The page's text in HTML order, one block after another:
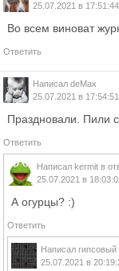
25.07.2021 в 17:51:44
Во всем виноват
Ответить
Написал deMax
25.07.2021 в 17:54:51
Праздновали. Пили
Ответить
Написал kermit в
25.07.2021 в
А огурцы? :)
Ответить
Написал гипсовый
25.07.2021 в